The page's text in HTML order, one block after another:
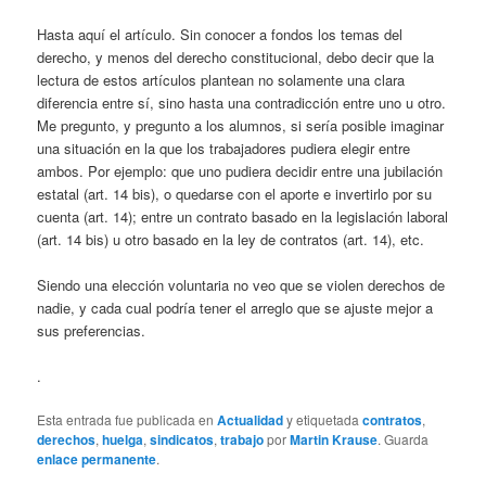
Hasta aquí el artículo. Sin conocer a fondos los temas del
derecho, y menos del derecho constitucional, debo decir que la
lectura de estos artículos plantean no solamente una clara
diferencia entre sí, sino hasta una contradicción entre uno u otro.
Me pregunto, y pregunto a los alumnos, si sería posible imaginar
una situación en la que los trabajadores pudiera elegir entre
ambos. Por ejemplo: que uno pudiera decidir entre una jubilación
estatal (art. 14 bis), o quedarse con el aporte e invertirlo por su
cuenta (art. 14); entre un contrato basado en la legislación laboral
(art. 14 bis) u otro basado en la ley de contratos (art. 14), etc.
Siendo una elección voluntaria no veo que se violen derechos de
nadie, y cada cual podría tener el arreglo que se ajuste mejor a
sus preferencias.
.
Esta entrada fue publicada enActualidady etiquetadacontratos,
derechos,huelga,sindicatos,trabajoporMartin Krause. Guarda
enlace permanente.